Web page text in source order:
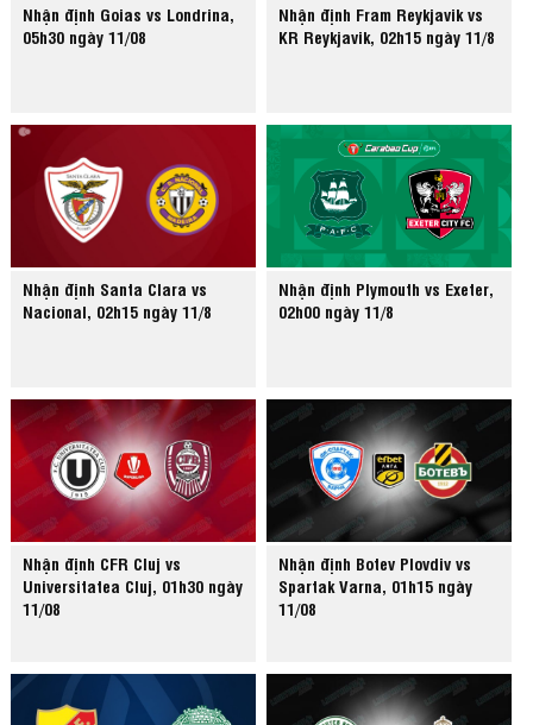
Nhận định Goias vs Londrina,
05h30 ngày 11/08
Nhận định Fram Reykjavik vs
KR Reykjavik, 02h15 ngày 11/8
Nhận định Santa Clara vs
Nacional, 02h15 ngày 11/8
Nhận định Plymouth vs Exeter,
02h00 ngày 11/8
Nhận định CFR Cluj vs
Universitatea Cluj, 01h30 ngày
11/08
Nhận định Botev Plovdiv vs
Spartak Varna, 01h15 ngày
11/08